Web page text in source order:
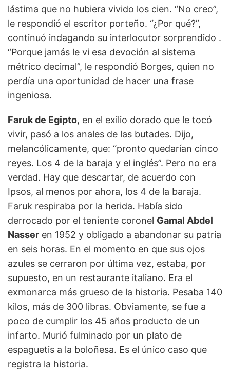
lástima que no hubiera vivido los cien. “No creo”,
le respondió el escritor porteño. “¿Por qué?”,
continuó indagando su interlocutor sorprendido .
“Porque jamás le vi esa devoción al sistema
métrico decimal”, le respondió Borges, quien no
perdía una oportunidad de hacer una frase
ingeniosa.
Faruk de Egipto, en el exilio dorado que le tocó
vivir, pasó a los anales de las butades. Dijo,
melancólicamente, que: “pronto quedarían cinco
reyes. Los 4 de la baraja y el inglés”. Pero no era
verdad. Hay que descartar, de acuerdo con
Ipsos, al menos por ahora, los 4 de la baraja.
Faruk respiraba por la herida. Había sido
derrocado por el teniente coronel Gamal Abdel
Nasser en 1952 y obligado a abandonar su patria
en seis horas. En el momento en que sus ojos
azules se cerraron por última vez, estaba, por
supuesto, en un restaurante italiano. Era el
exmonarca más grueso de la historia. Pesaba 140
kilos, más de 300 libras. Obviamente, se fue a
poco de cumplir los 45 años producto de un
infarto. Murió fulminado por un plato de
espaguetis a la boloñesa. Es el único caso que
registra la historia.